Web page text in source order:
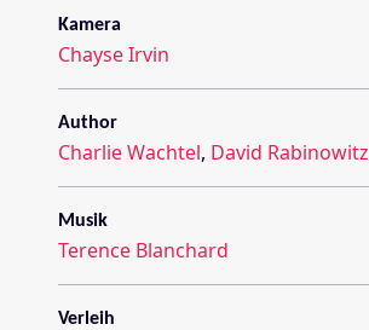
Kamera
Chayse Irvin
Author
Charlie Wachtel, David Rabinowitz
Musik
Terence Blanchard
Verleih